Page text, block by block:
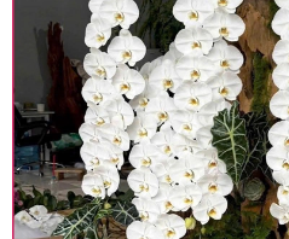
Lưu ý trước khi đặt
• Về cây hoa: Một chậu
hoàn chỉnh sẽ được phối
và tạo dáng hoàn toàn
khác nhau đôi chút giữa